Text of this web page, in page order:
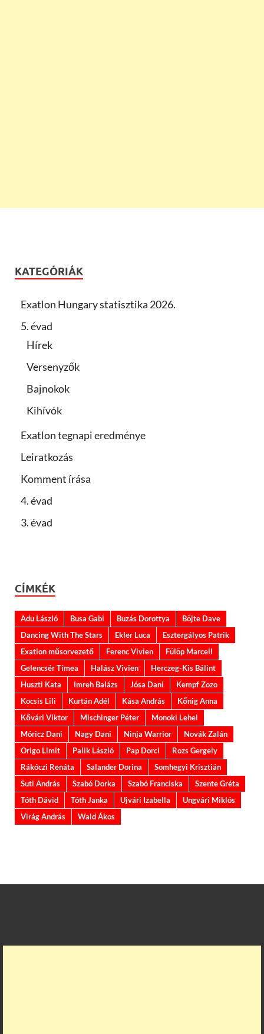
KATEGÓRIÁK
Exatlon Hungary statisztika 2026.
5. évad
Hírek
Versenyzők
Bajnokok
Kihívók
Exatlon tegnapi eredménye
Leiratkozás
Komment írása
4. évad
3. évad
CÍMKÉK
Adu László Busa Gabi Buzás Dorottya
Böjte Dave
Dancing With The Stars
Ekler Luca
Esztergályos Patrik
Exatlon műsorvezető
Ferenc Vivien
Fülöp Marcell
Gelencsér Tímea
Halász Vivien
Herczeg-Kis Bálint
Huszti Kata
Imreh Balázs Jósa Dani
Kempf Zozo
Kocsis Lili
Kurtán Adél Kása András
Kőnig Anna
Kővári Viktor
Mischinger Péter
Monoki Lehel
Móricz Dani
Nagy Dani Ninja Warrior
Novák Zalán
Origo Limit
Palik László Pap Dorci
Rozs Gergely
Rákóczi Renáta
Salander Dorina
Somhegyi Krisztián
Suti András
Szabó Dorka Szabó Franciska
Szente Gréta
Tóth Dávid
Tóth Janka Ujvári Izabella
Ungvári Miklós
Virág András
Wald Ákos